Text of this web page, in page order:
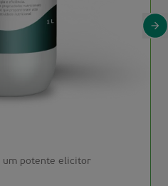
um potente elicitor